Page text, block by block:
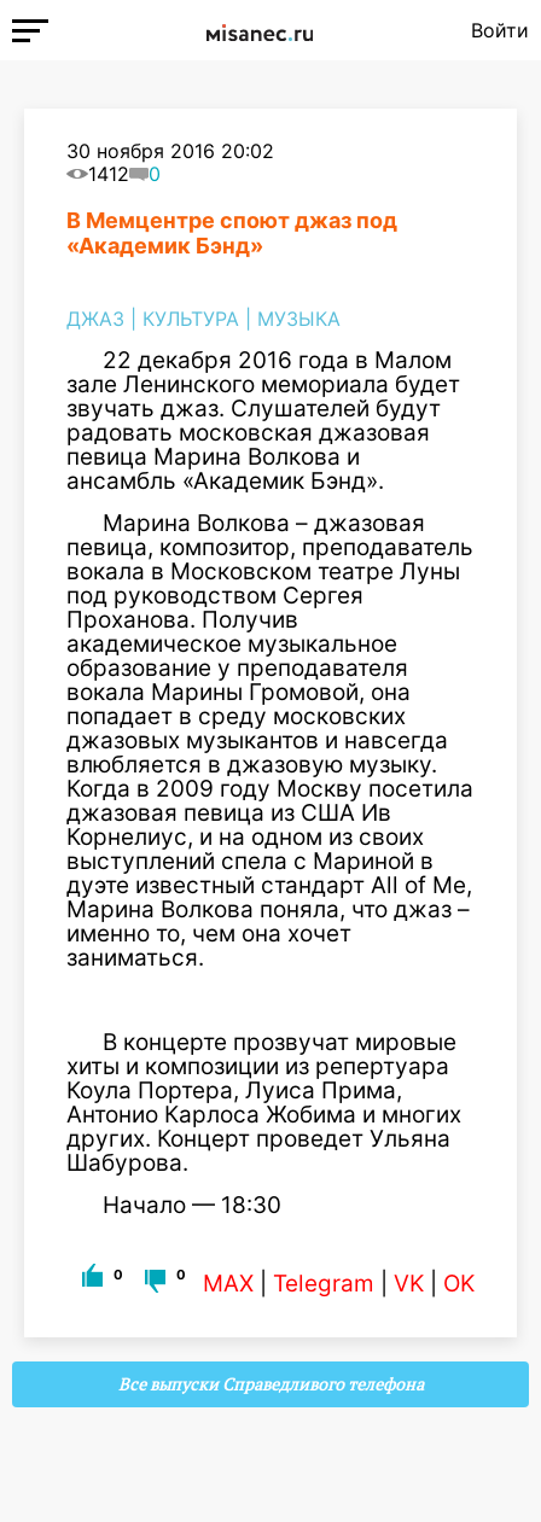
Войти
30 ноября 2016 20:02
1412
0
В Мемцентре споют джаз под
«Академик Бэнд»
ДЖАЗ КУЛЬТУРА МУЗЫКА
22 декабря 2016 года в Малом
зале Ленинского мемориала будет
звучать джаз. Слушателей будут
радовать московская джазовая
певица Марина Волкова и
ансамбль «Академик Бэнд».
Марина Волкова – джазовая
певица, композитор, преподаватель
вокала в Московском театре Луны
под руководством Сергея
Проханова. Получив
академическое музыкальное
образование у преподавателя
вокала Марины Громовой, она
попадает в среду московских
джазовых музыкантов и навсегда
влюбляется в джазовую музыку.
Когда в 2009 году Москву посетила
джазовая певица из США Ив
Корнелиус, и на одном из своих
выступлений спела с Мариной в
дуэте известный стандарт All of Me,
Марина Волкова поняла, что джаз –
именно то, чем она хочет
заниматься.
В концерте прозвучат мировые
хиты и композиции из репертуара
Коула Портера, Луиса Прима,
Антонио Карлоса Жобима и многих
других. Концерт проведет Ульяна
Шабурова.
Начало — 18:30
0 0 MAX Telegram VK OK
Все выпуски Справедливого телефона